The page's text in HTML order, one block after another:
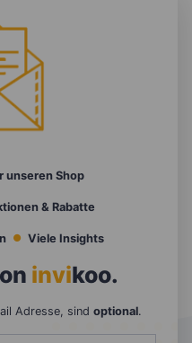
unseren Shop
& Rabatte
Viele Insights
invikoo.
Adresse, sind optional.